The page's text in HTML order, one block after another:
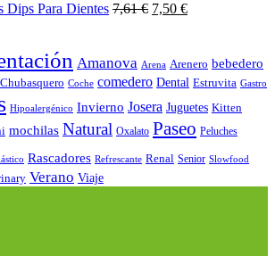
Dips Para Dientes 7,61€ 7,50 €
Amanova Arena Arenero bebedero
Chubasquero Coche comedero Dental Estruvita Gastro
Hipoalergénico Invierno Josera Juguetes Kitten
mochilas Natural Oxalato Paseo Peluches
Rascadores Refrescante Renal Senior Slowfood
Verano Viaje